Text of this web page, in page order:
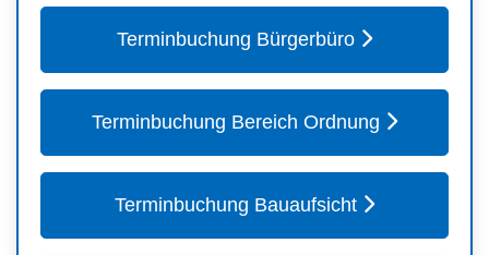
Terminbuchung Bürgerbüro
Terminbuchung Bereich Ordnung
Terminbuchung Bauaufsicht